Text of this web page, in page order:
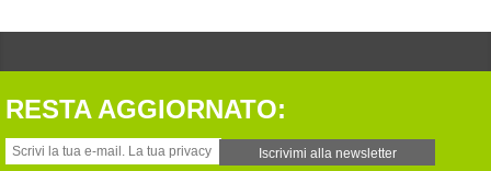
RESTA AGGIORNATO: